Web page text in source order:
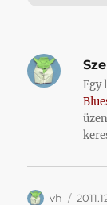
Egy
Szerző
vh